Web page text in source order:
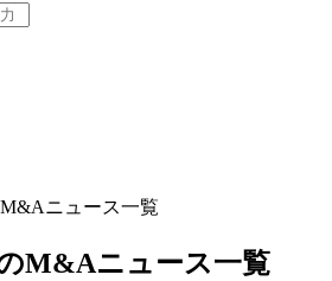
ニュース一覧
M&Aニュース一覧